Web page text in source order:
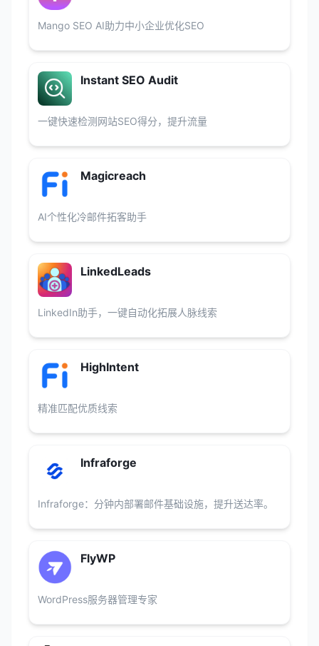
Mango SEO AI助力中小企业优化SEO
Instant SEO Audit
一键快速检测网站SEO得分，提升流量
Magicreach
AI个性化冷邮件拓客助手
LinkedLeads
LinkedIn助手，一键自动化拓展人脉线索
HighIntent
精准匹配优质线索
Infraforge
Infraforge：分钟内部署邮件基础设施，提升送达率。
FlyWP
WordPress服务器管理专家